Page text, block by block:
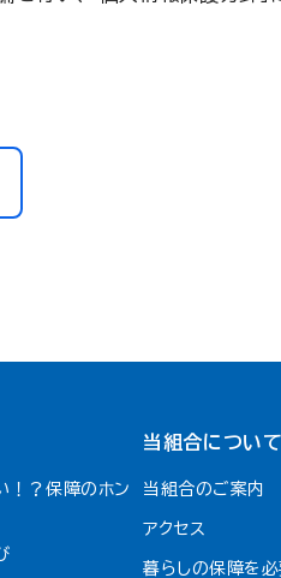
！？保障のホン
当組合について
当組合のご案内
アクセス
暮らしの保障を